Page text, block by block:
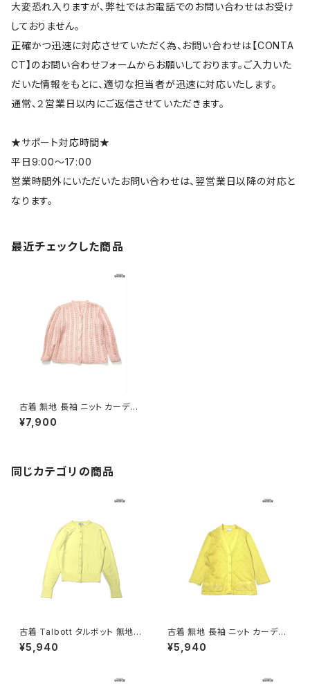
大変恐れ入りますが、弊社ではお電話でのお問い合わせはお受け
しておりません。
正確かつ迅速に対応させていただく為、お問い合わせは【CONTA
CT】のお問い合わせフォームからお願いしております。ご入力いた
だいた情報をもとに、適切な担当者が迅速に対応いたします。
通常、２営業日以内にご返信させていただきます。
★サポート対応時間★
平日9:00～17:00
営業時間外にいただいたお問い合わせは、翌営業日以降の対応と
なります。
最近チェックした商品
古着 無地 長袖 ニット カーディ
ガン ピンク (ttu2511093)
¥7,900
同じカテゴリの商品
古着 Talbott タルボット 無地
長袖 ニット カーディガン 黄 (ttu
2603027)
¥5,940
古着 無地 長袖 ニット カーディ
ガン 黄 (ttu2603124)
¥5,940